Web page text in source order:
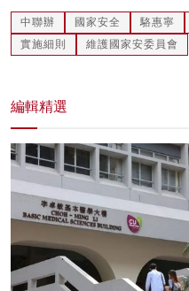
中聯辦 國家安全 駱惠寧
實施細則
維護國家安委員會
編輯精選